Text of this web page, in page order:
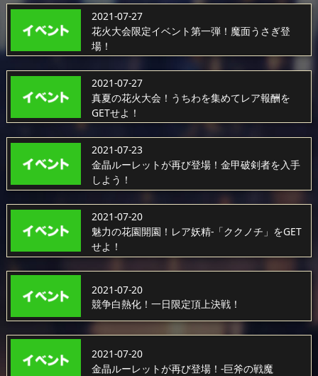
2021-07-27
花火大会限定イベント第一弾！魔面うさぎ登
場！
2021-07-27
真夏の花火大会！うちわを集めてレア報酬を
GETせよ！
2021-07-23
金晶ルーレットが再び登場！金甲破剣者を入手
しよう！
2021-07-20
魅力の花園開園！レア妖精-「ククノチ」をGET
せよ！
2021-07-20
競争白熱化！一日限定頂上決戦！
2021-07-20
金晶ルーレットが再び登場！-巨斧の戦魔